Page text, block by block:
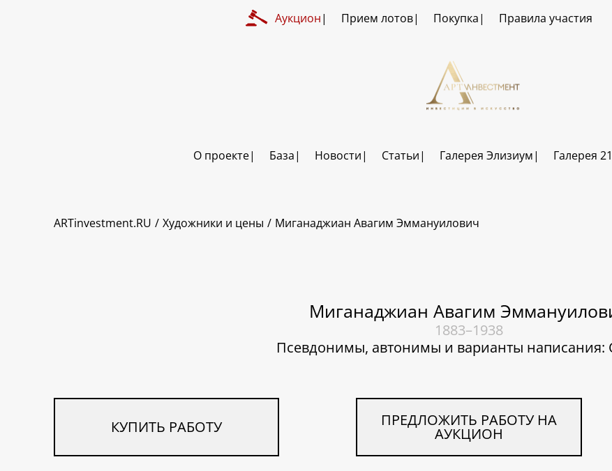
Аукцион Прием лотов Покупка Правила участия
О проекте База Новости Статьи Галерея Элизиум Галерея
ARTinvestment.RU Художники и цены Миганаджиан Авагим Эммануилович
Миганаджиан Авагим
1883–1938
Псевдонимы, автонимы и варианты написания:
КУПИТЬ РАБОТУ ПРЕДЛОЖИТЬ РАБОТУ НА
АУКЦИОН